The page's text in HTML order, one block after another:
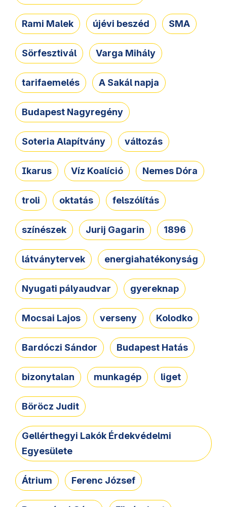
Rami Malek újévi beszéd SMA
Sörfesztivál Varga Mihály
tarifaemelés A Sakál napja
Budapest Nagyregény
Soteria Alapítvány változás
Ikarus Víz Koalíció Nemes Dóra
troli oktatás felszólítás
színészek Jurij Gagarin 1896
látványtervek energiahatékonyság
Nyugati pályaudvar gyereknap
Mocsai Lajos verseny Kolodko
Bardóczi Sándor Budapest Hatás
bizonytalan munkagép liget
Böröcz Judit
Gellérthegyi Lakók Érdekvédelmi
Egyesülete
Átrium Ferenc József